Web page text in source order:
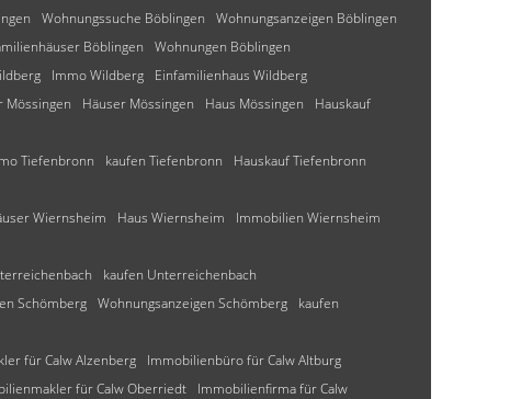
Wohnungssuche Böblingen
Wohnungsanzeigen Böblingen
Böblingen
Wohnungen Böblingen
Immo Wildberg
Einfamilienhaus Wildberg
Mössingen Häuser Mössingen Haus Mössingen
Hauskauf
Tiefenbronn kaufen Tiefenbronn
Hauskauf Tiefenbronn
Wiernsheim Haus Wiernsheim
Immobilien Wiernsheim
kaufen Unterreichenbach
Schömberg Wohnungsanzeigen Schömberg
kaufen
für Calw Alzenberg
Immobilienbüro für Calw Altburg
für Calw Oberriedt
Immobilienfirma für Calw